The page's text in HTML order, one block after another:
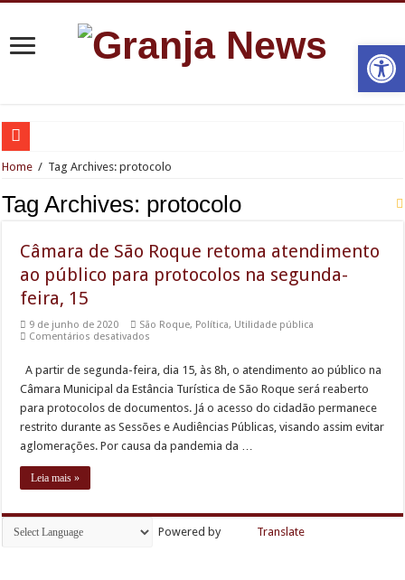
Granja News Cast 138: Marcelo Guerra conta a trajetória de sucesso da LocLav
Estúdio 21 Podcast: A Nova Referência em Produção Audiovisual na Granja
Copa Bandoleros de Kart inicia segundo turno com corrida de alto nível técnico
Lorenzetti renova patrocínio ao Osasco Voleibol Clube na temporada 2026/
Cronograma semanal de obras no Rodoanel Oeste (SP-021)
GCM recupera caminhão roubado após perseguição e auxilia no resgate de
Osasco recebe a primeira unidade do Sebrae Aqui especializada em inovação
Sessões Ordinárias da Câmara de Municipal de Jandira retornam em Agosto
Grupo de Gestantes reforça acolhimento e orientação às futuras mamães em
Planejamento Familiar promove informação e acolhimento na USF Ariston
Duelo entre Grêmio Faísca e Folhas FC marca início do Campeonato Municipal
Home / Tag Archives: protocolo
Tag Archives: protocolo
Câmara de São Roque retoma atendimento
ao público para protocolos na segunda-
feira, 15
9 de junho de 2020 São Roque, Política, Utilidade pública
Comentários desativados
São
Roque
retoma
atendimento
público
para
protocolos
A partir de segunda-feira, dia 15, às 8h, o atendimento ao público na
Câmara Municipal da Estância Turística de São Roque será reaberto
para protocolos de documentos. Já o acesso do cidadão permanece
restrito durante as Sessões e Audiências Públicas, visando assim evitar
aglomerações. Por causa da pandemia da …
Leia mais »
Powered by Translate